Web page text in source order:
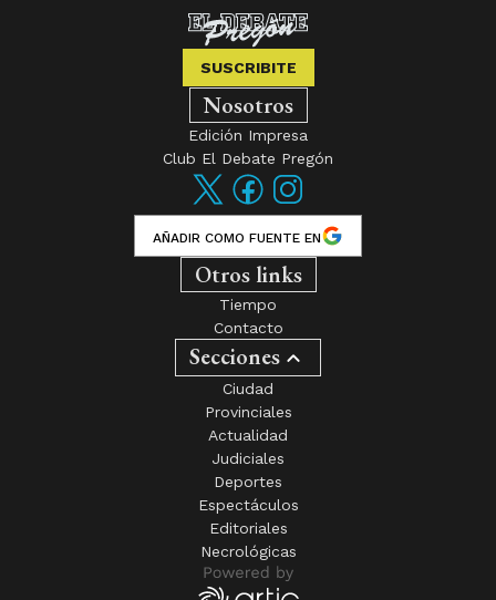
SUSCRIBITE
Nosotros
Edición Impresa
Club El Debate Pregón
AÑADIR COMO FUENTE EN
Otros links
Tiempo
Contacto
Secciones
Ciudad
Provinciales
Actualidad
Judiciales
Deportes
Espectáculos
Editoriales
Necrológicas